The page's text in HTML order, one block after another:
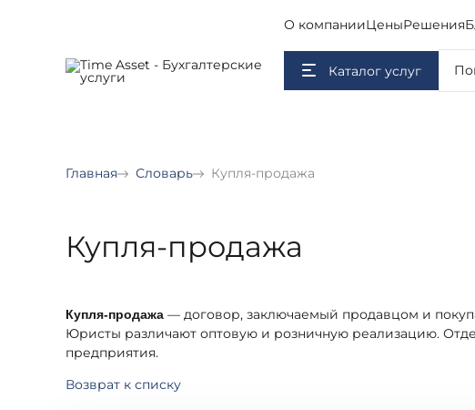
О компанииЦеныРешения
Каталог услуг
Главная Словарь Купля-продажа
Купля-продажа
Купля-продажа — договор, заключаемый продавцом и
Юристы различают оптовую и розничную реализацию.
предприятия.
Возврат к списку